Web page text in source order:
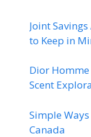
Joint
to Keep in
Dior Homme
Scent
Simple
Canada